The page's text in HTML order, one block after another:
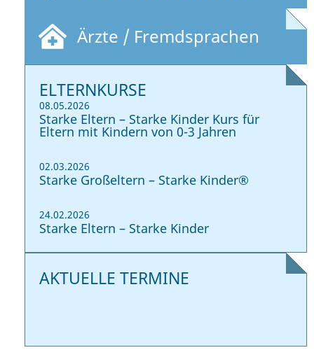
Ärzte / Fremdsprachen
ELTERNKURSE
08.05.2026
Starke Eltern – Starke Kinder Kurs für
Eltern mit Kindern von 0-3 Jahren
02.03.2026
Starke Großeltern – Starke Kinder®
24.02.2026
Starke Eltern – Starke Kinder
AKTUELLE TERMINE